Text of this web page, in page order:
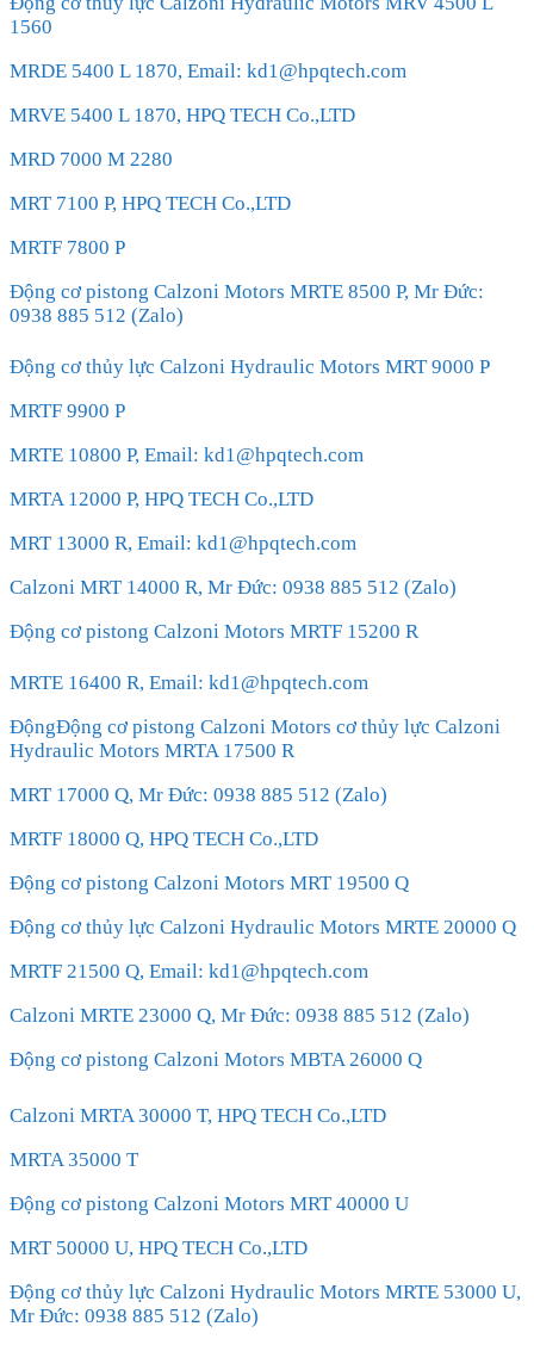
1560
MRDE 5400 L 1870, Email: kd1@hpqtech.com
MRVE 5400 L 1870, HPQ TECH Co.,LTD
MRD 7000 M 2280
MRT 7100 P, HPQ TECH Co.,LTD
MRTF 7800 P
Động cơ pistong Calzoni Motors MRTE 8500 P, Mr Đức:
0938 885 512 (Zalo)
Động cơ thủy lực Calzoni Hydraulic Motors MRT 9000 P
MRTF 9900 P
MRTE 10800 P, Email: kd1@hpqtech.com
MRTA 12000 P, HPQ TECH Co.,LTD
MRT 13000 R, Email: kd1@hpqtech.com
Calzoni MRT 14000 R, Mr Đức: 0938 885 512 (Zalo)
Động cơ pistong Calzoni Motors MRTF 15200 R
MRTE 16400 R, Email: kd1@hpqtech.com
ĐộngĐộng cơ pistong Calzoni Motors cơ thủy lực Calzoni
Hydraulic Motors MRTA 17500 R
MRT 17000 Q, Mr Đức: 0938 885 512 (Zalo)
MRTF 18000 Q, HPQ TECH Co.,LTD
Động cơ pistong Calzoni Motors MRT 19500 Q
Động cơ thủy lực Calzoni Hydraulic Motors MRTE 20000 Q
MRTF 21500 Q, Email: kd1@hpqtech.com
Calzoni MRTE 23000 Q, Mr Đức: 0938 885 512 (Zalo)
Động cơ pistong Calzoni Motors MBTA 26000 Q
Calzoni MRTA 30000 T, HPQ TECH Co.,LTD
MRTA 35000 T
Động cơ pistong Calzoni Motors MRT 40000 U
MRT 50000 U, HPQ TECH Co.,LTD
Động cơ thủy lực Calzoni Hydraulic Motors MRTE 53000 U,
Mr Đức: 0938 885 512 (Zalo)